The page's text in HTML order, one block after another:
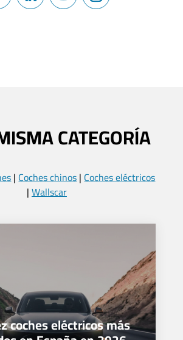
CATEGORÍA
|Coches chinos|Coches eléctricos
|Wallscar
coches eléctricos más